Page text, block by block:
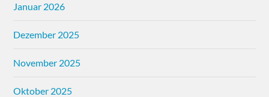
Januar 2026
Dezember 2025
November 2025
Oktober 2025